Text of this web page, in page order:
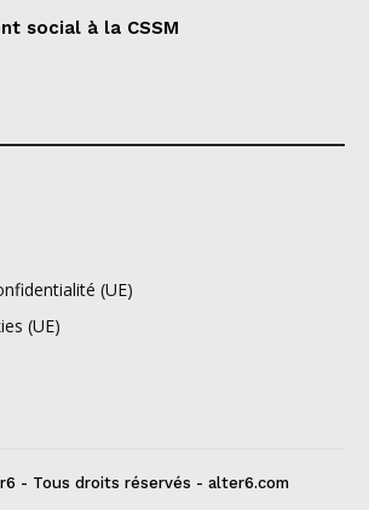
social à la CSSM
(UE)
(UE)
- Tous droits réservés - alter6.com